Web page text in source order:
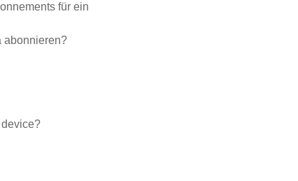
für ein
abonnieren?